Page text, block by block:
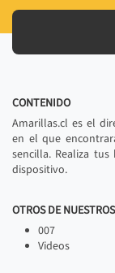
CONTENIDO
Amarillas.cl es el
en el que
sencilla. Realiza
dispositivo.
OTROS DE
007
Videos